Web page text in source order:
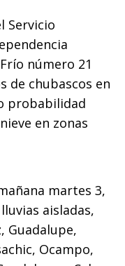
Servicio
número 21
de chubascos en
probabilidad
en zonas
martes 3,
aisladas,
Guadalupe,
Ocampo,